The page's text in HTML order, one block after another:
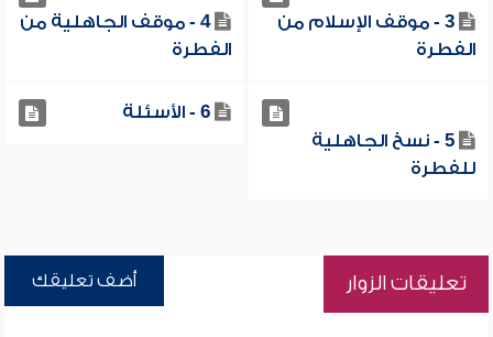
3 - موقف الإسلام من
الفطرة
4 - موقف الجاهلية من
الفطرة
5 - نسخ الجاهلية
للفطرة
6 - الأسئلة
تعليقات الزوار أضف تعليقك